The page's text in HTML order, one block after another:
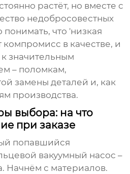
растёт, но вместе с
недобросовестных
что 'низкая
компромисс в качестве, и
значительным
– поломкам,
замены деталей и, как
производства.
выбора: на что
при заказе
попавшийся
вакуумный насос –
Начнём с материалов.